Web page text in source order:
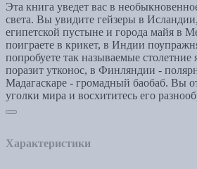
Эта книга уведет вас в
света. Вы увидите гейзеры в
египетской пустыне и города майя в
поиграете в крикет, в Индии
попробуете так называемые
поразит утконос, в Финляндии -
Мадагаскаре - громадный баобаб. Вы
уголки мира и восхититесь его
Характеристики